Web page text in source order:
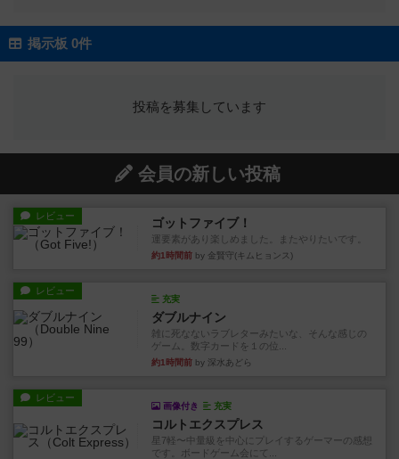
掲示板 0件
投稿を募集しています
会員の新しい投稿
レビュー ゴットファイブ！
運要素があり楽しめました。またやりたいです。
約1時間前 by 金賢守(キムヒョンス)
レビュー
充実
ダブルナイン
雑に死なないラブレターみたいな、そんな感じの
ゲーム。数字カードを１の位...
約1時間前 by 深水あどら
レビュー
画像付き 充実
コルトエクスプレス
星7軽〜中量級を中心にプレイするゲーマーの感想
です。ボードゲーム会にて...